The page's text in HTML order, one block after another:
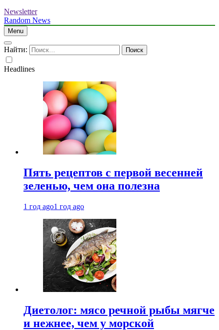
Newsletter
Random News
Menu
Найти:
Headlines
Пять рецептов с первой весенней
зеленью, чем она полезна
1 год ago1 год ago
Диетолог: мясо речной рыбы мягче
и нежнее, чем у морской